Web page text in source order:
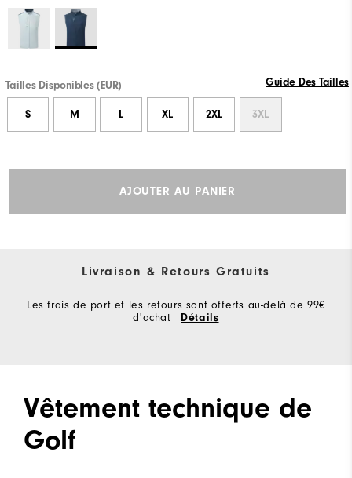
Tailles Disponibles (EUR) Guide Des Tailles
S M L XL 2XL 3XL
AJOUTER AU PANIER
Livraison & Retours Gratuits
Les frais de port et les retours sont offerts au-delà de 99€
d'achat
Détails
Vêtement technique de
Golf